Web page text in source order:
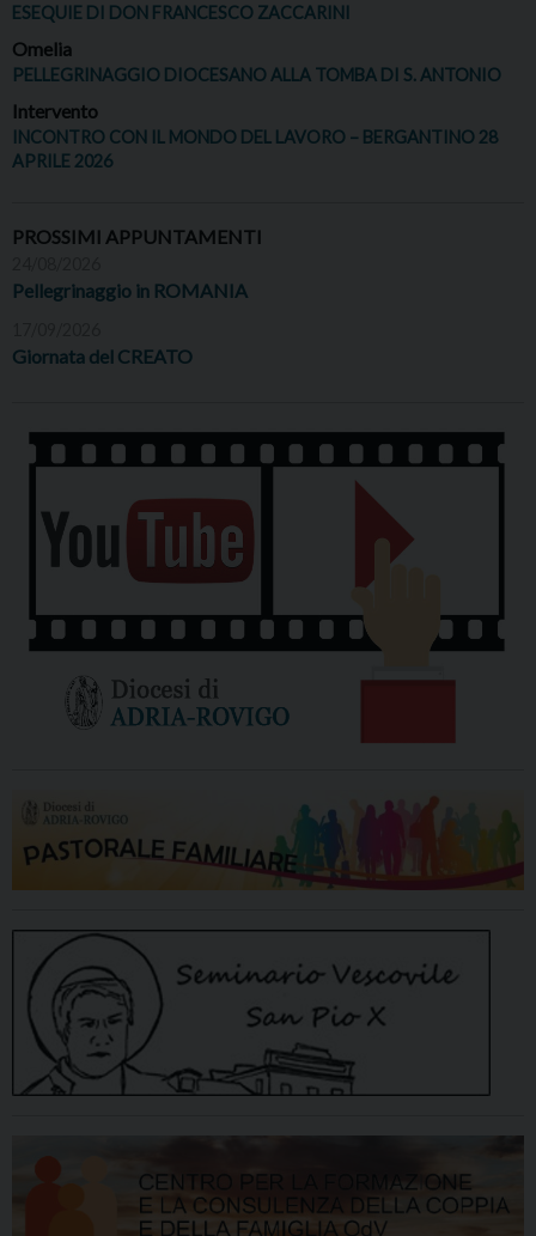
ESEQUIE DI DON FRANCESCO ZACCARINI
Omelia
PELLEGRINAGGIO DIOCESANO ALLA TOMBA DI S. ANTONIO
Intervento
INCONTRO CON IL MONDO DEL LAVORO – BERGANTINO 28
APRILE 2026
PROSSIMI APPUNTAMENTI
Pellegrinaggio in ROMANIA
Giornata del CREATO